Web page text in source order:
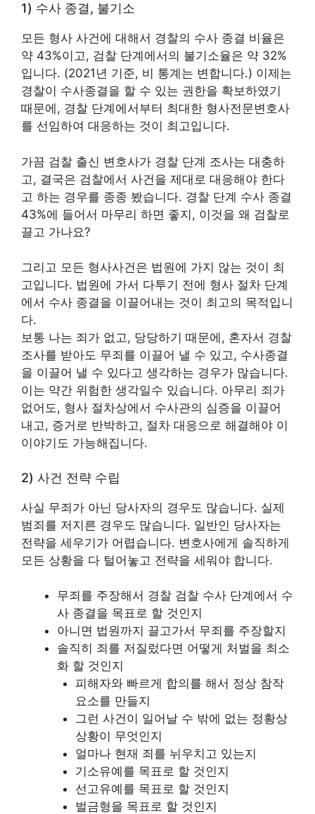
1) 수사 종결, 불기소
모든 형사 사건에 대해서 경찰의 수사 종결 비율은
약 43%이고, 검찰 단계에서의 불기소율은 약 32%
입니다. (2021년 기준, 비 통계는 변합니다.) 이제는
경찰이 수사종결을 할 수 있는 권한을 확보하였기
때문에, 경찰 단계에서부터 최대한 형사전문변호사
를 선임하여 대응하는 것이 최고입니다.
가끔 검찰 출신 변호사가 경찰 단계 조사는 대충하
고, 결국은 검찰에서 사건을 제대로 대응해야 한다
고 하는 경우를 종종 봤습니다. 경찰 단계 수사 종결
43%에 들어서 마무리 하면 좋지, 이것을 왜 검찰로
끌고 가나요?
그리고 모든 형사사건은 법원에 가지 않는 것이 최
고입니다. 법원에 가서 다투기 전에 형사 절차 단계
에서 수사 종결을 이끌어내는 것이 최고의 목적입니
다.
보통 나는 죄가 없고, 당당하기 때문에, 혼자서 경찰
조사를 받아도 무죄를 이끌어 낼 수 있고, 수사종결
을 이끌어 낼 수 있다고 생각하는 경우가 많습니다.
이는 약간 위험한 생각일수 있습니다. 아무리 죄가
없어도, 형사 절차상에서 수사관의 심증을 이끌어
내고, 증거로 반박하고, 절차 대응으로 해결해야 이
이야기도 가능해집니다.
2) 사건 전략 수립
사실 무죄가 아닌 당사자의 경우도 많습니다. 실제
범죄를 저지른 경우도 많습니다. 일반인 당사자는
전략을 세우기가 어렵습니다. 변호사에게 솔직하게
모든 상황을 다 털어놓고 전략을 세워야 합니다.
무죄를 주장해서 경찰 검찰 수사 단계에서 수
사 종결을 목표로 할 것인지
아니면 법원까지 끌고가서 무죄를 주장할지
솔직히 죄를 저질렀다면 어떻게 처벌을 최소
화 할 것인지
피해자와 빠르게 합의를 해서 정상 참작
요소를 만들지
그런 사건이 일어날 수 밖에 없는 정황상
상황이 무엇인지
얼마나 현재 죄를 뉘우치고 있는지
기소유예를 목표로 할 것인지
선고유예를 목표로 할 것인지
벌금형을 목표로 할 것인지